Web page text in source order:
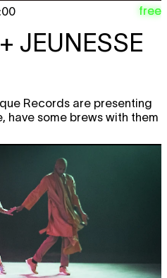
free
JEUNESSE
Records are presenting
have some brews with them